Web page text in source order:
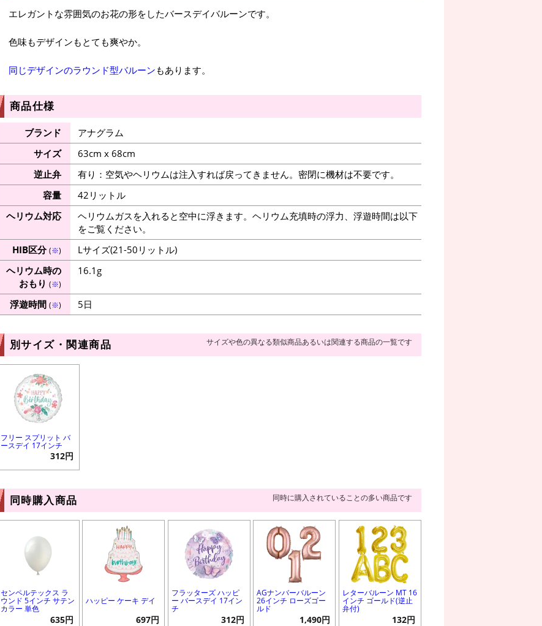
エレガントな雰囲気のお花の形をしたバースデイバルーンです。
色味もデザインもとても爽やか。
同じデザインのラウンド型バルーンもあります。
商品仕様
ブランド
アナグラム
サイズ
63cm x 68cm
逆止弁
有り：空気やヘリウムは注入すれば戻ってきません。密閉に機材は不要です。
容量
42リットル
ヘリウム対応
ヘリウムガスを入れると空中に浮きます。ヘリウム充填時の浮力、浮遊時間は以下
をご覧ください。
HIB区分(※)
Lサイズ(21-50リットル)
ヘリウム時の
おもり (※)
16.1g
浮遊時間 (※) 5日
別サイズ・関連商品 サイズや色の異なる類似商品あるいは関連する商品の一覧です
フリー スプリット バ
ースデイ 17インチ
312円
同時購入商品 同時に購入されていることの多い商品です
センペルテックス ラ
ウンド 5インチ サテン
カラー 単色
635円
ハッピー ケーキ デイ
697円
フラッターズ ハッピ
ー バースデイ 17イン
チ
312円
AGナンバーバルーン
26インチ ローズゴー
ルド
1,490円
レターバルーン MT 16
インチ ゴールド(逆止
弁付)
132円